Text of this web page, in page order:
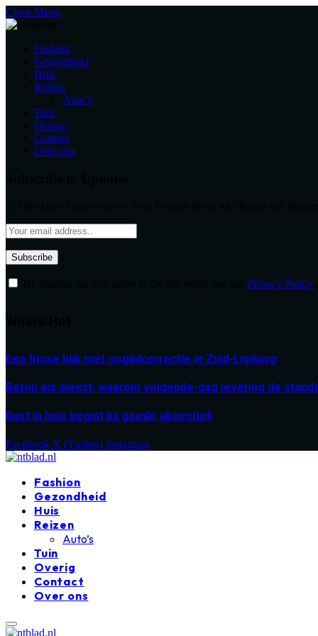
Close Menu
Fashion
Gezondheid
Huis
Reizen
Auto’s
Tuin
Overig
Contact
Over ons
Privacy Policy
Een frisse blik met ooglidcorrectie in Zuid-Limburg
Beton als dienst: waarom volgende-dag levering de
Rust in huis begint bij goede akoestiek
Facebook X (Twitter) Instagram
Fashion
Gezondheid
Huis
Reizen
Auto’s
Tuin
Overig
Contact
Over ons